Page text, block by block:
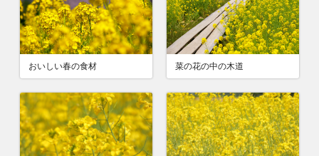
おいしい春の食材 菜の花の中の木道